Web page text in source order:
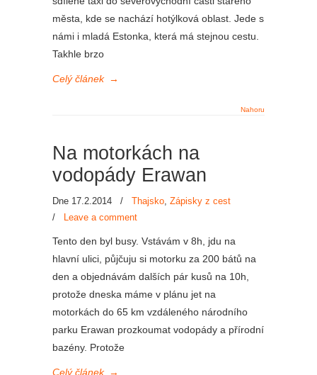
města, kde se nachází hotýlková oblast. Jede s
námi i mladá Estonka, která má stejnou cestu.
Takhle brzo
Celý článek →
Nahoru
Na motorkách na
vodopády Erawan
Dne 17.2.2014 / Thajsko, Zápisky z cest
/
Leave a comment
Tento den byl busy. Vstávám v 8h, jdu na
hlavní ulici, půjčuju si motorku za 200 bátů na
den a objednávám dalších pár kusů na 10h,
protože dneska máme v plánu jet na
motorkách do 65 km vzdáleného národního
parku Erawan prozkoumat vodopády a přírodní
bazény. Protože
Celý článek →